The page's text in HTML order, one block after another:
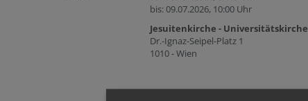
bis: 09.07.2026, 10:00 Uhr
Jesuitenkirche - Universitätskirche
Dr.-Ignaz-Seipel-Platz 1
1010 - Wien